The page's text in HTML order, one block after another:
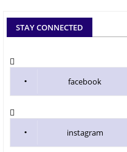
STAY CONNECTED
facebook
instagram